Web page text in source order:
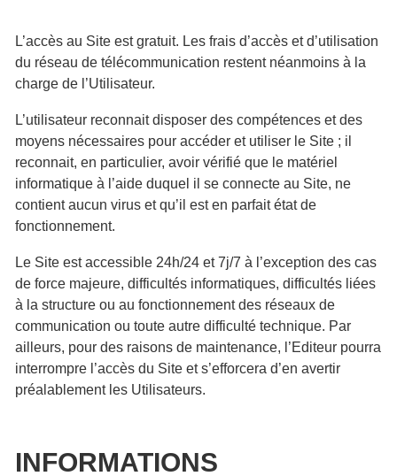
L’accès au Site est gratuit. Les frais d’accès et d’utilisation
du réseau de télécommunication restent néanmoins à la
charge de l’Utilisateur.
L’utilisateur reconnait disposer des compétences et des
moyens nécessaires pour accéder et utiliser le Site ; il
reconnait, en particulier, avoir vérifié que le matériel
informatique à l’aide duquel il se connecte au Site, ne
contient aucun virus et qu’il est en parfait état de
fonctionnement.
Le Site est accessible 24h/24 et 7j/7 à l’exception des cas
de force majeure, difficultés informatiques, difficultés liées
à la structure ou au fonctionnement des réseaux de
communication ou toute autre difficulté technique. Par
ailleurs, pour des raisons de maintenance, l’Editeur pourra
interrompre l’accès du Site et s’efforcera d’en avertir
préalablement les Utilisateurs.
INFORMATIONS